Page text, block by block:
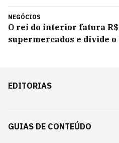
NEGÓCIOS
O rei do interior fatura R$
supermercados e divide
EDITORIAS
GUIAS DE CONTEÚDO